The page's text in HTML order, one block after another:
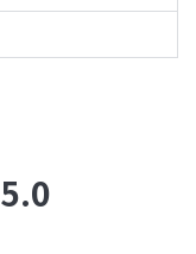
5.0